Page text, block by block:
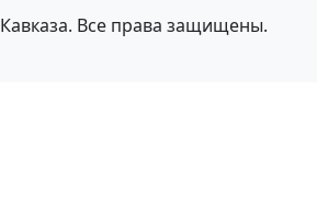
Все права защищены.